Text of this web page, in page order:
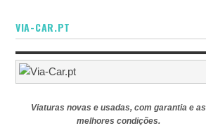
VIA-CAR.PT
Viaturas novas e usadas, com garantia e as
melhores condições.